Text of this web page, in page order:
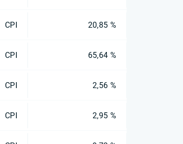
CPI 20,85 %
CPI 65,64 %
CPI 2,56 %
CPI 2,95 %